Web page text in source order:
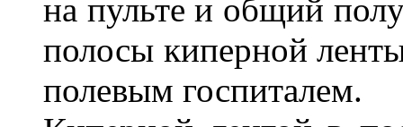
на пульте и общий
полосы киперной
полевым госпиталем.